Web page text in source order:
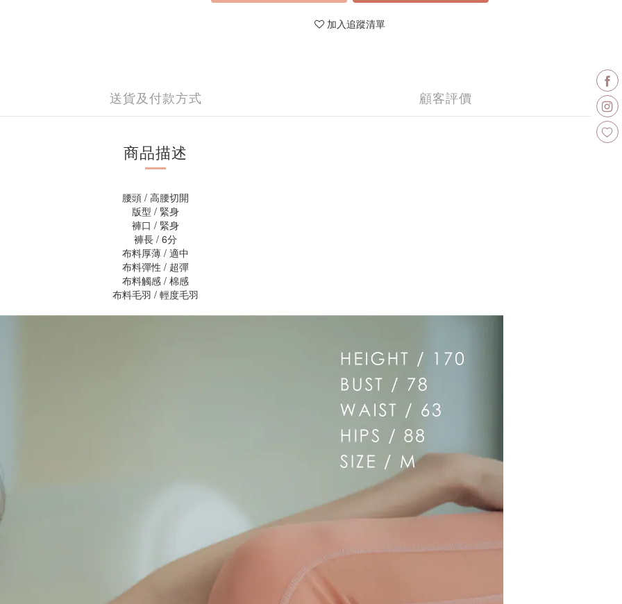
加入追蹤清單
送貨及付款方式 顧客評價
商品描述
腰頭 / 高腰切開
版型 / 緊身
褲口 / 緊身
褲長 / 6分
布料厚薄 / 適中
布料彈性 / 超彈
布料觸感 / 棉感
布料毛羽 / 輕度毛羽